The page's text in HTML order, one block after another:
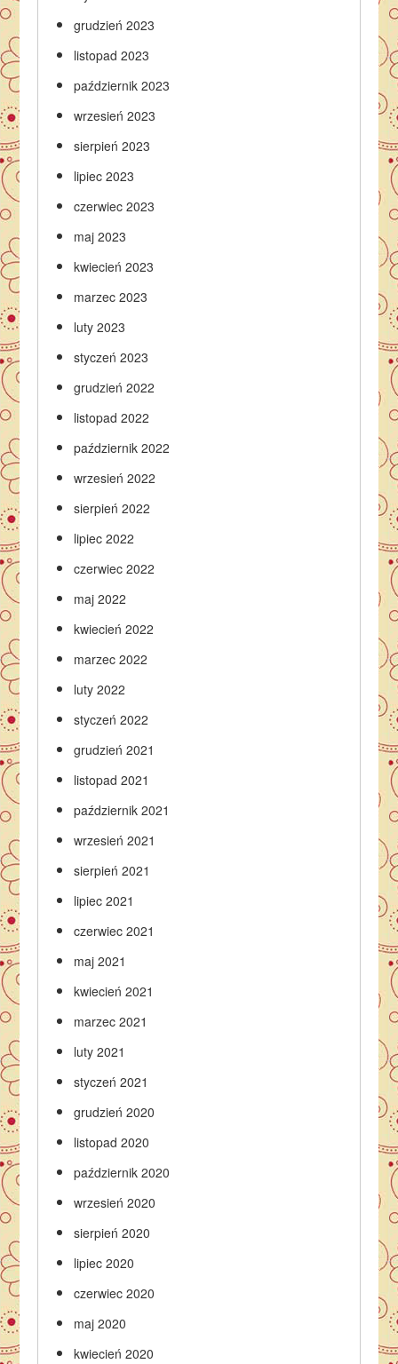
grudzień 2023
listopad 2023
październik 2023
wrzesień 2023
sierpień 2023
lipiec 2023
czerwiec 2023
maj 2023
kwiecień 2023
marzec 2023
luty 2023
styczeń 2023
grudzień 2022
listopad 2022
październik 2022
wrzesień 2022
sierpień 2022
lipiec 2022
czerwiec 2022
maj 2022
kwiecień 2022
marzec 2022
luty 2022
styczeń 2022
grudzień 2021
listopad 2021
październik 2021
wrzesień 2021
sierpień 2021
lipiec 2021
czerwiec 2021
maj 2021
kwiecień 2021
marzec 2021
luty 2021
styczeń 2021
grudzień 2020
listopad 2020
październik 2020
wrzesień 2020
sierpień 2020
lipiec 2020
czerwiec 2020
maj 2020
kwiecień 2020